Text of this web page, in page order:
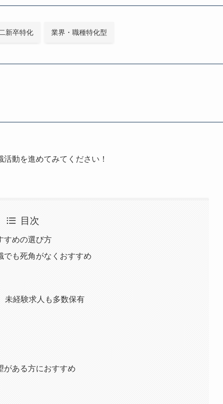
新卒特化 業界・職種特化型
動を進めてみてください！
目次
すめの選び方
でも死角がなくおすすめ
未経験求人も多数保有
がある方におすすめ